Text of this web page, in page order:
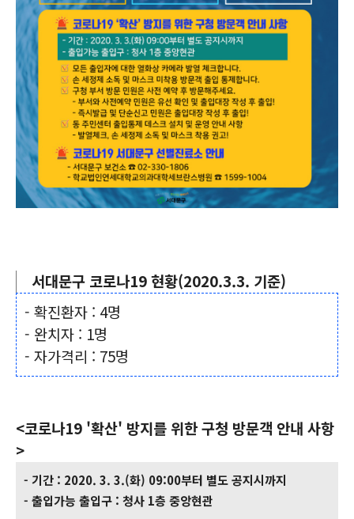
서대문구 코로나19 현황(2020.3.3. 기준)
- 확진환자 : 4명
- 완치자 : 1명
- 자가격리 : 75명
<코로나19 '확산' 방지를 위한 구청 방문객 안내 사항
>
- 기간 : 2020. 3. 3.(화) 09:00부터 별도 공지시까지
- 출입가능 출입구 : 청사 1층 중앙현관